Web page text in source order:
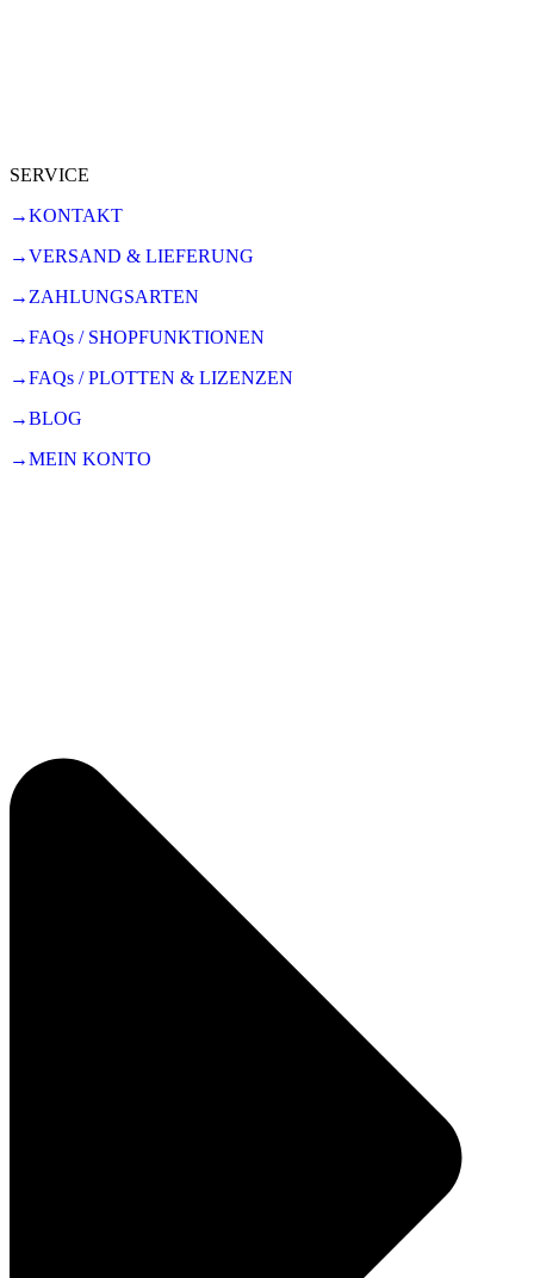
SERVICE
→KONTAKT
→VERSAND & LIEFERUNG
→ZAHLUNGSARTEN
→FAQs / SHOPFUNKTIONEN
→FAQs / PLOTTEN & LIZENZEN
→BLOG
→MEIN KONTO